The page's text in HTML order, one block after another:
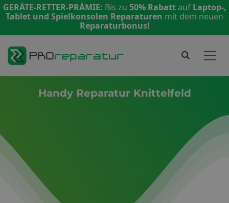
GERÄTE-RETTER-PRÄMIE: Bis zu 50% Rabattauf Laptop-,
Tablet und Spielkonsolen Reparaturen mit dem neuen
Reparaturbonus!
Handy Reparatur Knittelfeld